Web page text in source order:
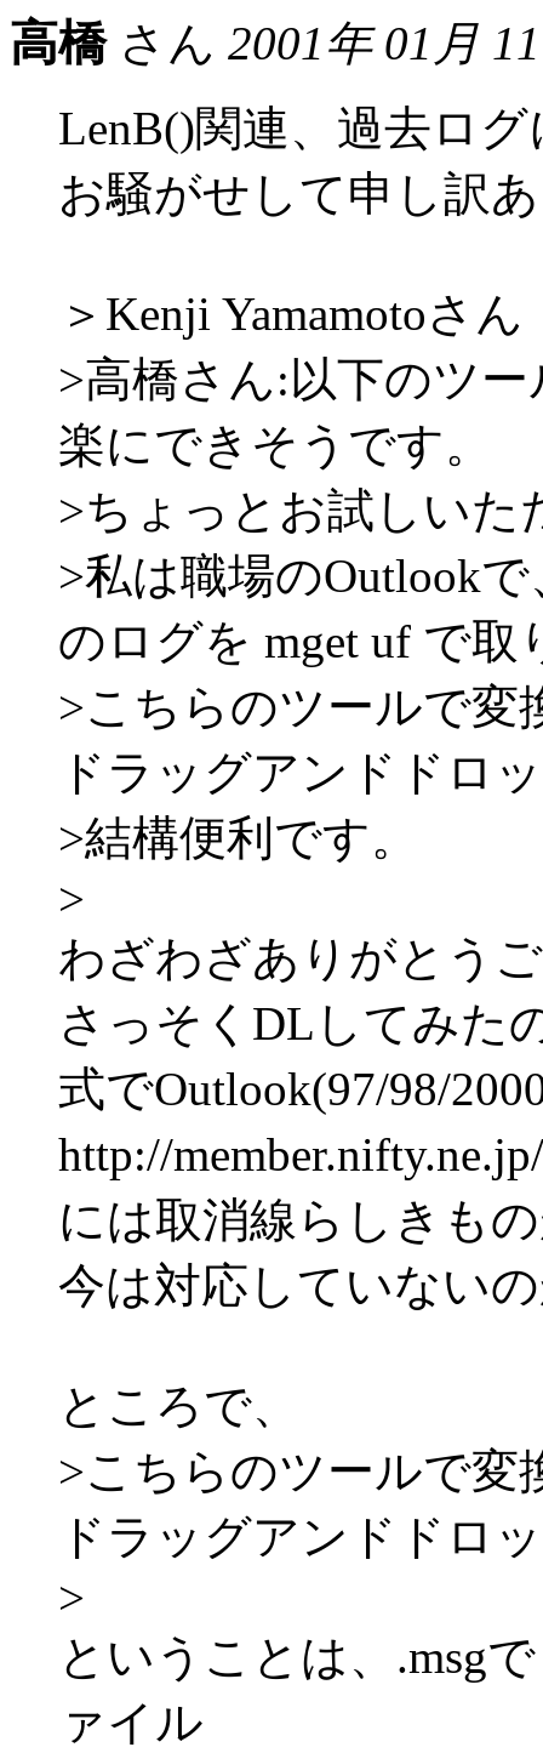
高橋さん 2001年 01月
LenB()関連、過去ロ
お騒がせして申し訳
＞Kenji Yamamotoさん
>高橋さん:以下のツ
楽にできそうです。
>ちょっとお試しいた
>私は職場のOutlook
のログを mget uf で取
>こちらのツールで変
ドラッグアンドドロ
>結構便利です。
>
わざわざありがとう
さっそくDLしてみた
式でOutlook(97/98/
http://
には取消線らしきも
今は対応していない
ところで、
>こちらのツールで変
ドラッグアンドドロ
>
ということは、.msg
ァイル